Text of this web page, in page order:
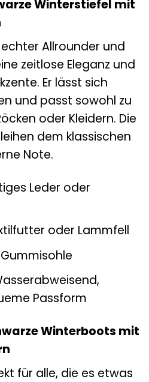
Winterstiefel mit
Allrounder und
zeitlose Eleganz und
Er lässt sich
und passt sowohl zu
oder Kleidern. Die
dem klassischen
Note.
Leder oder
oder Lammfell
Passform
Winterboots mit
für alle, die es etwas